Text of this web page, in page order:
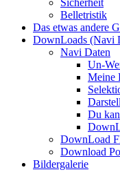
Sicherheit
Belletristik
Das etwas andere
DownLoads (Navi
Navi Daten
Un-
Meine
Du
DownLoad
Download
Bildergalerie